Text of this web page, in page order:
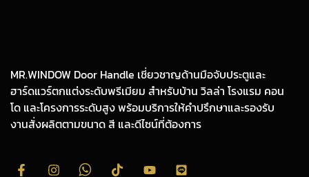
MR.WINDOW Door Handle เชี่ยวชาญด้านมือจับประตูและ
ฮาร์ดแวร์ตกแต่งระดับพรีเมียม สำหรับบ้าน วิลล่า โรงแรม คอน
โด และโครงการระดับสูง พร้อมบริการให้คำปรึกษาและรองรับ
งานสั่งผลิตตามขนาด สี และดีไซน์ที่ต้องการ